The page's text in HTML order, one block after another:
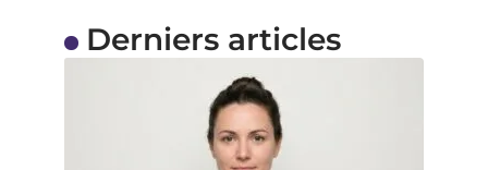
Derniers articles